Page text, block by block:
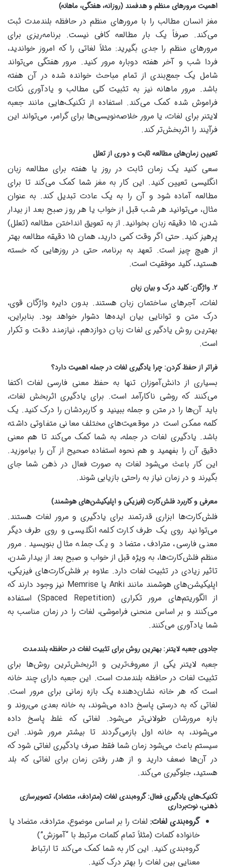
اهمیت مرورهای منظم و هدفمند (روزانه، هفتگی، ماهانه)
مغز انسان مطالب را با مرورهای منظم در حافظه بلندمدت ثبت
می‌کند. صرفاً یک بار مطالعه کافی نیست. برنامه‌ریزی برای
مرورهای منظم را جدی بگیرید: مثلاً لغاتی را که امروز خواندید،
فردا شب و آخر هفته دوباره مرور کنید. مرور هفتگی می‌تواند
شامل یک جمع‌بندی از تمام مباحث خوانده شده در آن هفته
باشد. مرور ماهانه نیز به تثبیت کلی مطالب و یادآوری نکات
فراموش شده کمک می‌کند. استفاده از تکنیک‌هایی مانند جعبه
لایتنر برای لغات، یا مرور خلاصه‌نویسی‌ها برای گرامر، می‌تواند این
فرآیند را اثربخش‌تر کند.
تعیین زمان‌های مطالعه ثابت و دوری از تعلل
سعی کنید یک زمان ثابت در روز یا هفته برای مطالعه زبان
انگلیسی تعیین کنید. این کار به مغز شما کمک می‌کند تا برای
مطالعه آماده شود و آن را به یک عادت تبدیل کند. به عنوان
مثال، می‌توانید هر شب قبل از خواب یا هر روز صبح بعد از بیدار
شدن، ۱۵ دقیقه زبان بخوانید. از به تعویق انداختن مطالعه (تعلل)
پرهیز کنید. حتی اگر وقت کمی دارید، همان ۱۵ دقیقه مطالعه بهتر
از هیچ چیز است. تعهد به برنامه، حتی در روزهایی که خسته
هستید، کلید موفقیت است.
۲. واژگان: کلید درک و بیان زبان
لغات، آجرهای ساختمان زبان هستند. بدون دایره واژگان قوی،
درک متن و توانایی بیان ایده‌ها دشوار خواهد بود. بنابراین،
بهترین روش یادگیری لغات زبان دوازدهم، نیازمند دقت و تکرار
است.
فراتر از حفظ کردن: چرا یادگیری لغات در جمله اهمیت دارد؟
بسیاری از دانش‌آموزان تنها به حفظ معنی فارسی لغات اکتفا
می‌کنند که روشی ناکارآمد است. برای یادگیری اثربخش لغات،
باید آن‌ها را در متن و جمله ببینید و کاربردشان را درک کنید. یک
کلمه ممکن است در موقعیت‌های مختلف معانی متفاوتی داشته
باشد. یادگیری لغات در جمله، به شما کمک می‌کند تا هم معنی
دقیق آن را بفهمید و هم نحوه استفاده صحیح از آن را بیاموزید.
این کار باعث می‌شود لغات به صورت فعال در ذهن شما جای
بگیرند و در زمان نیاز به راحتی بازیابی شوند.
معرفی و کاربرد فلش‌کارت (فیزیکی و اپلیکیشن‌های هوشمند)
فلش‌کارت‌ها ابزاری قدرتمند برای یادگیری و مرور لغات هستند.
می‌توانید روی یک طرف کارت کلمه انگلیسی و روی طرف دیگر
معنی فارسی، مترادف، متضاد و یک جمله مثال بنویسید. مرور
منظم فلش‌کارت‌ها، به ویژه قبل از خواب و صبح بعد از بیدار شدن،
تاثیر زیادی در تثبیت لغات دارد. علاوه بر فلش‌کارت‌های فیزیکی،
اپلیکیشن‌های هوشمند مانند Anki یا Memrise نیز وجود دارند که
از الگوریتم‌های مرور تکراری (Spaced Repetition) استفاده
می‌کنند و بر اساس منحنی فراموشی، لغات را در زمان مناسب به
شما یادآوری می‌کنند.
جادوی جعبه لایتنر: بهترین روش برای تثبیت لغات در حافظه بلندمدت
جعبه لایتنر یکی از معروف‌ترین و اثربخش‌ترین روش‌ها برای
تثبیت لغات در حافظه بلندمدت است. این جعبه دارای چند خانه
است که هر خانه نشان‌دهنده یک بازه زمانی برای مرور است.
لغاتی که به درستی پاسخ داده می‌شوند، به خانه بعدی می‌روند و
بازه مرورشان طولانی‌تر می‌شود. لغاتی که غلط پاسخ داده
می‌شوند، به خانه اول بازمی‌گردند تا بیشتر مرور شوند. این
سیستم باعث می‌شود زمان شما فقط صرف یادگیری لغاتی شود که
در آن‌ها ضعف دارید و از هدر رفتن زمان برای لغاتی که بلد
هستید، جلوگیری می‌کند.
تکنیک‌های یادگیری فعال: گروه‌بندی لغات (مترادف، متضاد)، تصویرسازی
ذهنی، نوت‌برداری
گروه‌بندی لغات: لغات را بر اساس موضوع، مترادف، متضاد یا
خانواده کلمات (مثلاً تمام کلمات مرتبط با “آموزش”)
گروه‌بندی کنید. این کار به شما کمک می‌کند تا ارتباط
معنایی بین لغات را بهتر درک کنید.